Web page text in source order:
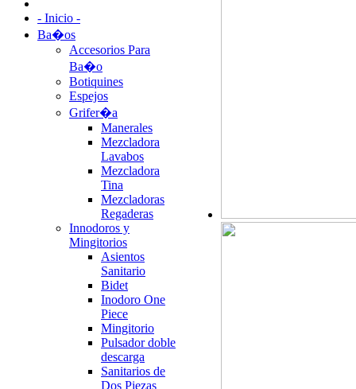
- Inicio -
Ba�os
Accesorios Para
Ba�o
Botiquines
Espejos
Grifer�a
Manerales
Mezcladora
Lavabos
Mezcladora
Tina
Mezcladoras
Regaderas
Innodoros y
Mingitorios
Asientos
Sanitario
Bidet
Inodoro One
Piece
Mingitorio
Pulsador doble
descarga
Sanitarios de
Dos Piezas